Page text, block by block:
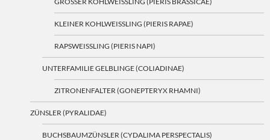
KLEINER KOHLWEISSLING (PIERIS RAPAE)
RAPSWEISSLING (PIERIS NAPI)
UNTERFAMILIE GELBLINGE (COLIADINAE)
ZITRONENFALTER (GONEPTERYX RHAMNI)
ZÜNSLER (PYRALIDAE)
BUCHSBAUMZÜNSLER (CYDALIMA PERSPECTALIS)